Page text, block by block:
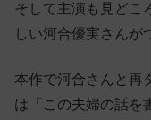
そして主演も見どこ
しい河合優実さんが
本作で河合さんと再
は「この夫婦の話を